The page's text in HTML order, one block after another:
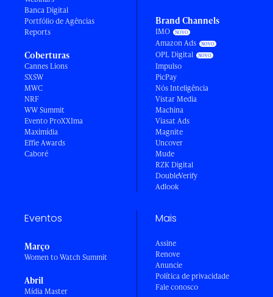
Banca Digital
Portfólio de Agências
Reports
Coberturas
Cannes Lions
SXSW
MWC
NRF
WW Summit
Evento ProXXIma
Maximídia
Effie Awards
Caboré
Brand Channels
IMO
Amazon Ads
OPL Digital
Impulso
PicPay
Nós Inteligência
Vistar Media
Machina
Viasat Ads
Magnite
Uncover
Mude
RZK Digital
DoubleVerify
Adlook
Eventos
Março
Women to Watch Summit
Abril
Mídia Master
Mais
Assine
Renove
Anuncie
Política de privacidade
Fale conosco